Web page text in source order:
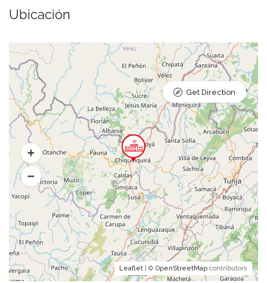
Ubicación
Leaflet | © OpenStreetMap contributors
Get Direction